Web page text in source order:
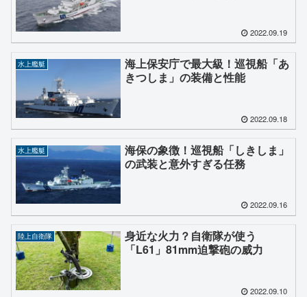
2022.09.19
水上艦艇
海上保安庁で最大級！巡視船「あ
きつしま」の装備と性能
2022.09.18
水上艦艇
海保の象徴！巡視船「しきしま」
の武装と意外すぎる任務
2022.09.16
陸上自衛隊
身近な火力？自衛隊が使う
「L61」81mm迫撃砲の威力
2022.09.10